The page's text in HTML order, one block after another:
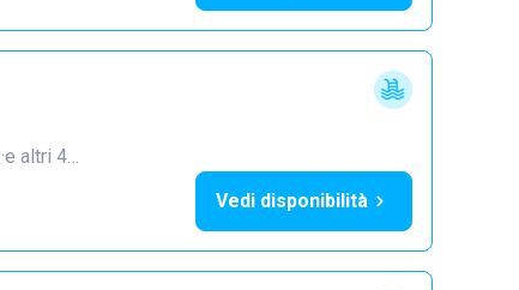
·e altri 4…
Vedi disponibilità